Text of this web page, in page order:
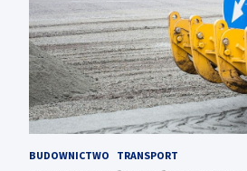
BUDOWNICTWO TRANSPORT